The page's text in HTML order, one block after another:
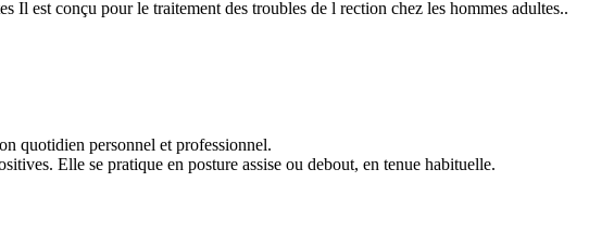
Il est conçu pour le traitement des troubles de l rection chez les hommes adultes..
quotidien personnel et professionnel.
Elle se pratique en posture assise ou debout, en tenue habituelle.